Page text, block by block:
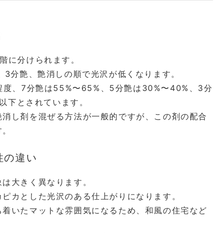
に分けられます。
分艶、艶消しの順で光沢が低くなります。
度、7分艶は55%〜65%、5分艶は30%〜40%、3分
下とされています。
し剤を混ぜる方法が一般的ですが、この剤の配合
の違い
大きく異なります。
カとした光沢のある仕上がりになります。
いたマットな雰囲気になるため、和風の住宅など